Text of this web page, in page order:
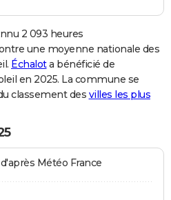
2 093 heures
une moyenne nationale des
Échalota bénéficié de
en 2025. La commune se
classement des villes les plus
Météo France